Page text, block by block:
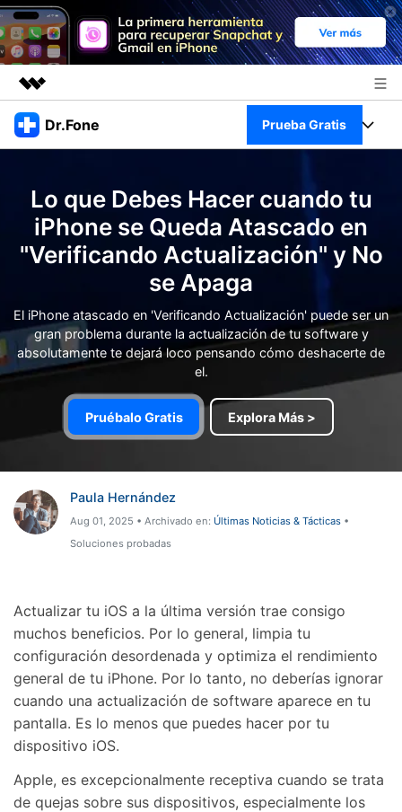
Productos destacados
Resumen
Soluciones
Quiénes somos
Sala de prensa
Dr.Fone Prueba Gratis
Ver Kit Completo >
Productos
Para PC
Herramientas Online
Descubre lo mejor de Dr.Fone
Guías
Blog
Transferencia de Datos
Gestor de Datos
Encuentra Más Soluciones
Desbloqueo FRP en Android 16
Iniciar sesión
Lo que Debes Hacer cuando tu
iPhone se Queda Atascado en
"Verificando Actualización" y No
se Apaga
El iPhone atascado en 'Verificando Actualización' puede ser un
gran problema durante la actualización de tu software y
absolutamente te dejará loco pensando cómo deshacerte de
el.
Pruébalo Gratis Explora Más >
Paula Hernández
Aug 01, 2025 • Archivado en: Últimas Noticias & Tácticas•
Soluciones probadas
Actualizar tu iOS a la última versión trae consigo
muchos beneficios. Por lo general, limpia tu
configuración desordenada y optimiza el rendimiento
general de tu iPhone. Por lo tanto, no deberías ignorar
cuando una actualización de software aparece en tu
pantalla. Es lo menos que puedes hacer por tu
dispositivo iOS.
Apple, es excepcionalmente receptiva cuando se trata
de quejas sobre sus dispositivos, especialmente los